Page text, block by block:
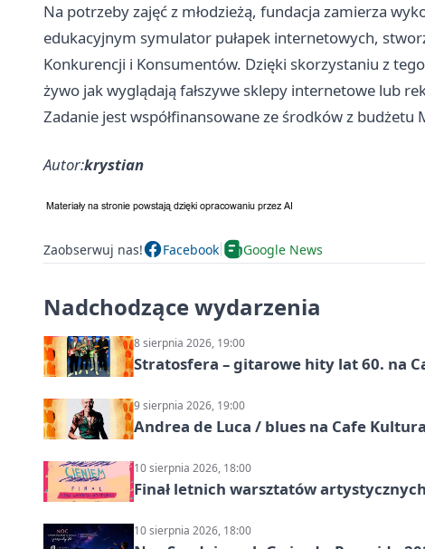
Na potrzeby zajęć z młodzieżą, fundacja zamierza
edukacyjnym symulator pułapek internetowych,
Konkurencji i Konsumentów. Dzięki skorzystaniu z
żywo jak wyglądają fałszywe sklepy internetowe lub
Zadanie jest współfinansowane ze środków z budżetu
Autor:krystian
Zaobserwuj nas! Facebook Google News
Nadchodzące wydarzenia
8 sierpnia 2026, 19:00
Stratosfera – gitarowe hity lat 60. na
9 sierpnia 2026, 19:00
Andrea de Luca / blues na Cafe
10 sierpnia 2026, 18:00
Finał letnich warsztatów
10 sierpnia 2026, 18:00